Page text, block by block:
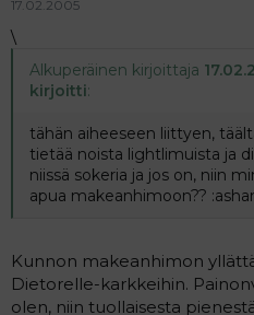
17.02.2005
\
Alkuperäinen kirjoittaja
kirjoitti:
tähän aiheeseen liittyen,
tietää noista lightlimuista ja
niissä sokeria ja jos on, niin
apua makeanhimoon??
Kunnon makeanhimon
Dietorelle-karkkeihin.
olen, niin tuollaisesta